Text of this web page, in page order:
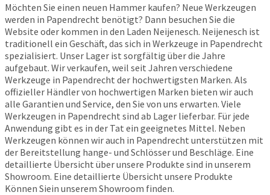
Möchten Sie einen neuen Hammer kaufen? Neue Werkzeugen
werden in Papendrecht benötigt? Dann besuchen Sie die
Website oder kommen in den Laden Neijenesch. Neijenesch ist
traditionell ein Geschäft, das sich in Werkzeuge in Papendrecht
spezialisiert. Unser Lager ist sorgfältig über die Jahre
aufgebaut. Wir verkaufen, weil seit Jahren verschiedene
Werkzeuge in Papendrecht der hochwertigsten Marken. Als
offizieller Händler von hochwertigen Marken bieten wir auch
alle Garantien und Service, den Sie von uns erwarten. Viele
Werkzeugen in Papendrecht sind ab Lager lieferbar. Für jede
Anwendung gibt es in der Tat ein geeignetes Mittel. Neben
Werkzeugen können wir auch in Papendrecht unterstützen mit
der Bereitstellung hange- und Schlösser und Beschläge. Eine
detaillierte Übersicht über unsere Produkte sind in unserem
Showroom. Eine detaillierte Übersicht unsere Produkte
Können Siein unserem Showroom finden.